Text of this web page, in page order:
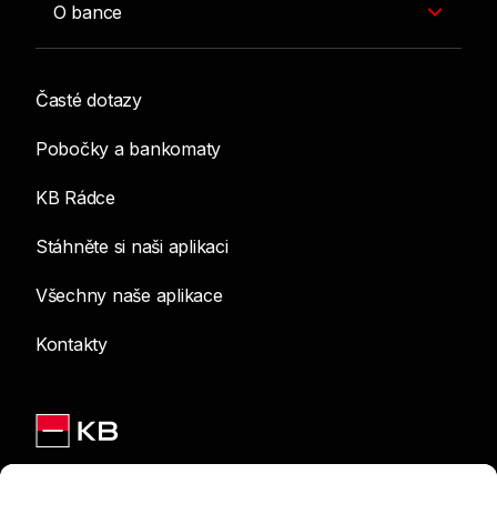
O bance
Časté dotazy
Pobočky a bankomaty
KB Rádce
Stáhněte si naši aplikaci
Všechny naše aplikace
Kontakty